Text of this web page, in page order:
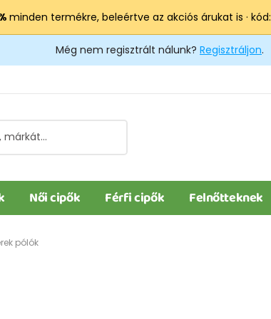
minden termékre, beleértve az akciós árukat is · kód:
Még nem regisztrált nálunk? Regisztráljon.
Női cipők Férfi cipők Felnőtteknek
pólók